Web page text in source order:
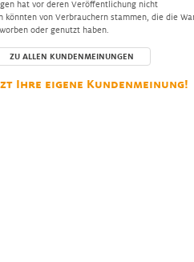
hat vor deren Veröffentlichung nicht
von Verbrauchern stammen, die die
oder genutzt haben.
ZU ALLEN KUNDENMEINUNGEN
Ihre eigene Kundenmeinung!